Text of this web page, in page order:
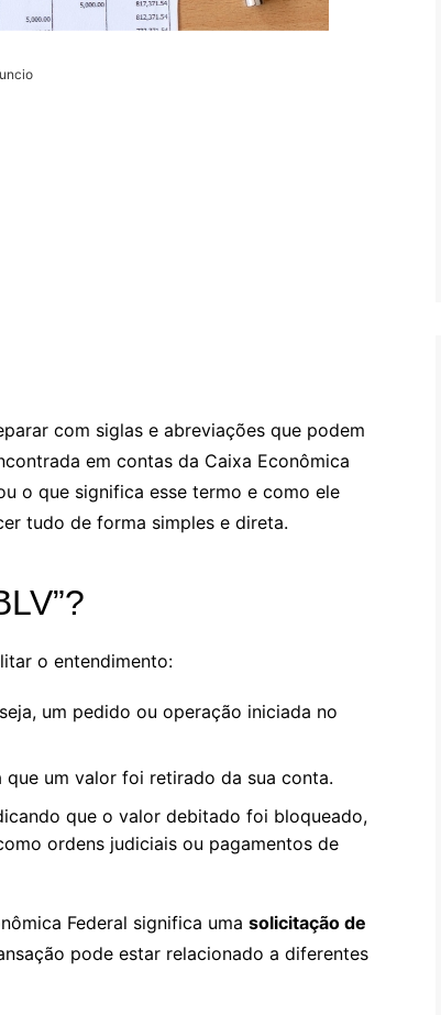
com siglas e abreviações que podem
em contas da Caixa Econômica
o que significa esse termo e como ele
tudo de forma simples e direta.
o entendimento:
um pedido ou operação iniciada no
que um valor foi retirado da sua conta.
que o valor debitado foi bloqueado,
ordens judiciais ou pagamentos de
Federal significa uma solicitação de
pode estar relacionado a diferentes